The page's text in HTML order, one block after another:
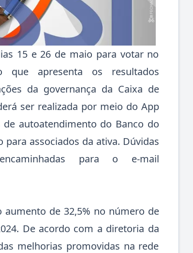
15 e 26 de maio para votar no
que apresenta os resultados
da governança da Caixa de
ser realizada por meio do App
autoatendimento do Banco do
associados da ativa. Dúvidas
para o e-mail
de 32,5% no número de
De acordo com a diretoria da
melhorias promovidas na rede